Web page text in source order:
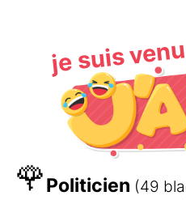
je suis
🌹Politicien (49